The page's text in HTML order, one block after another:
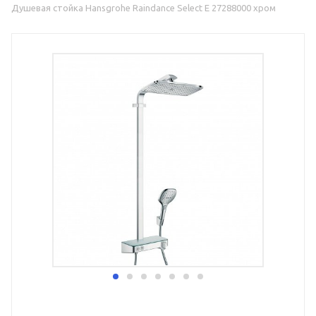
Душевая стойка Hansgrohe Raindance Select E 27288000 хром